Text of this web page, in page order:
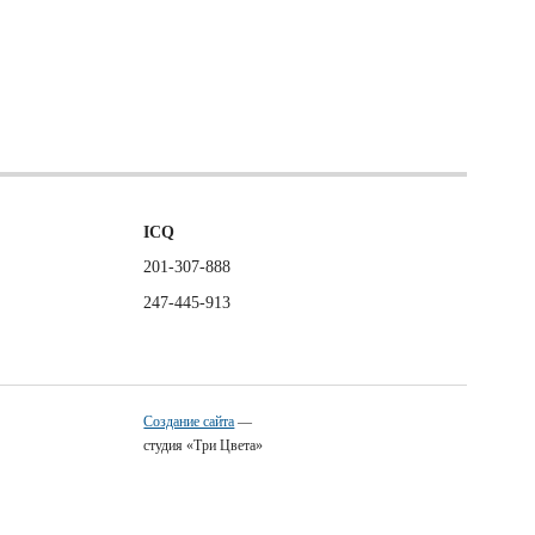
ICQ
201-307-888
247-445-913
Создание сайта —
студия «Три Цвета»